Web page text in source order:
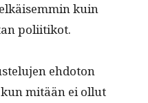
kuin
poliitikot.
ehdo­ton
mitään ei ollut